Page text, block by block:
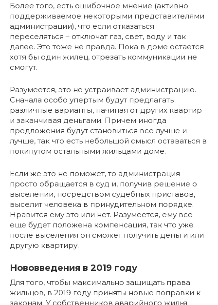
Более того, есть ошибочное мнение (активно
поддерживаемое некоторыми представителями
администрации), что если отказаться
переселяться – отключат газ, свет, воду и так
далее. Это тоже не правда. Пока в доме остается
хотя бы один жилец, отрезать коммуникации не
смогут.
Разумеется, это не устраивает администрацию.
Сначала особо упертым будут предлагать
различные варианты, начиная от других квартир
и заканчивая деньгами. Причем иногда
предложения будут становиться все лучше и
лучше, так что есть небольшой смысл оставаться в
покинутом остальными жильцами доме.
Если же это не поможет, то администрация
просто обращается в суд и, получив решение о
выселении, посредством судебных приставов,
выселит человека в принудительном порядке.
Нравится ему это или нет. Разумеется, ему все
еще будет положена компенсация, так что уже
после выселения он сможет получить деньги или
другую квартиру.
Нововведения в 2019 году
Для того, чтобы максимально защищать права
жильцов, в 2019 году приняты новые поправки к
законам. У собственников аварийного жилья